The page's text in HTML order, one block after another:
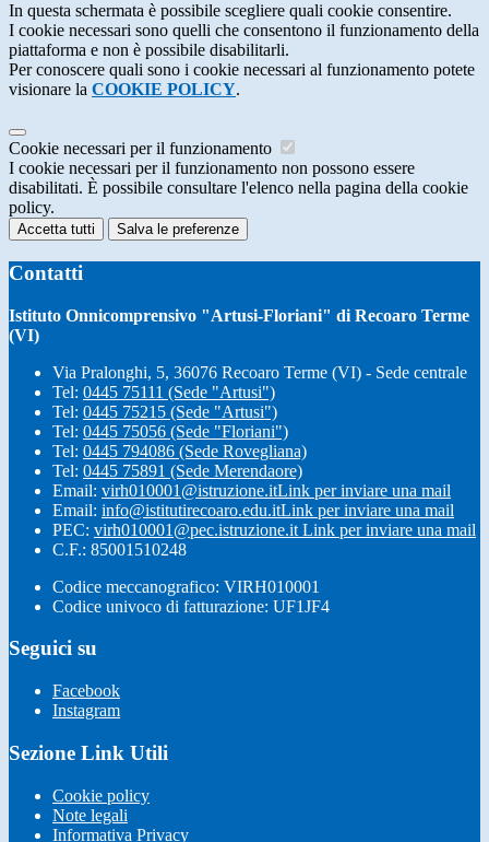
In questa schermata è possibile scegliere quali cookie consentire.
I cookie necessari sono quelli che consentono il funzionamento della
piattaforma e non è possibile disabilitarli.
Per conoscere quali sono i cookie necessari al funzionamento potete
visionare la COOKIE POLICY.
Cookie necessari per il funzionamento
I cookie necessari per il funzionamento non possono essere
disabilitati. È possibile consultare l'elenco nella pagina della cookie
policy.
Accetta tutti Salva le preferenze
Contatti
Istituto Onnicomprensivo "Artusi-Floriani" di Recoaro Terme
(VI)
Via Pralonghi, 5, 36076 Recoaro Terme (VI) - Sede centrale
Tel: 0445 75111 (Sede "Artusi")
Tel: 0445 75215 (Sede "Artusi")
Tel: 0445 75056 (Sede "Floriani")
Tel: 0445 794086 (Sede Rovegliana)
Tel: 0445 75891 (Sede Merendaore)
Email: virh010001@istruzione.itLink per inviare una mail
Email: info@istitutirecoaro.edu.itLink per inviare una mail
PEC: virh010001@pec.istruzione.it Link per inviare una mail
C.F.: 85001510248
Codice meccanografico: VIRH010001
Codice univoco di fatturazione: UF1JF4
Seguici su
Facebook
Instagram
Sezione Link Utili
Cookie policy
Note legali
Informativa Privacy